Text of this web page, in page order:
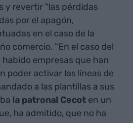
y revertir "las pérdidas
por el apagón,
en el caso de la
comercio. "En el caso del
empresas que han
poder activar las líneas de
a las plantillas a sus
la patronal Cecot en un
ha admitido, que no ha